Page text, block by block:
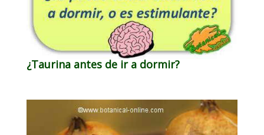
¿Taurina antes de ir a dormir?